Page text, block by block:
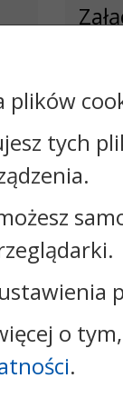
faks:
skrytka
strona
plików
tych
o
.